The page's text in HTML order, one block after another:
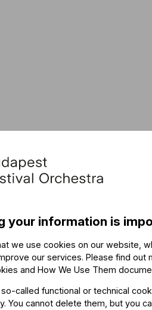
your information is
we use cookies on our website,
our services. Please find out
and How We Use Them
called functional or technical
You cannot delete them, but you